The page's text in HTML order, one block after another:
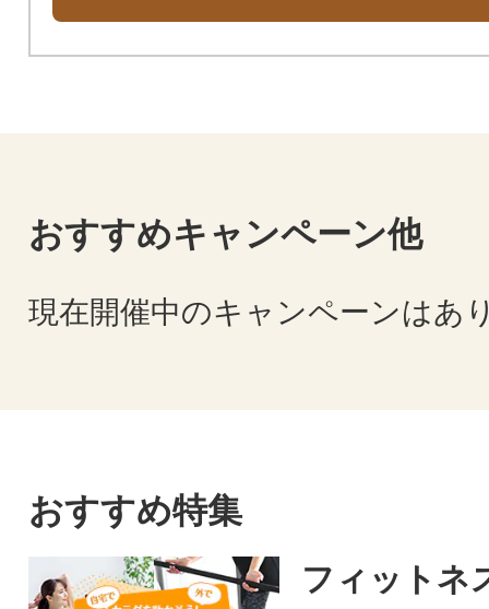
諫早市の子どもたちの笑顔のため
の応援を心よりお待ちしております
おすすめキャンペーン他
現在開催中のキャンペーンはあ
おすすめ特集
フィットネ